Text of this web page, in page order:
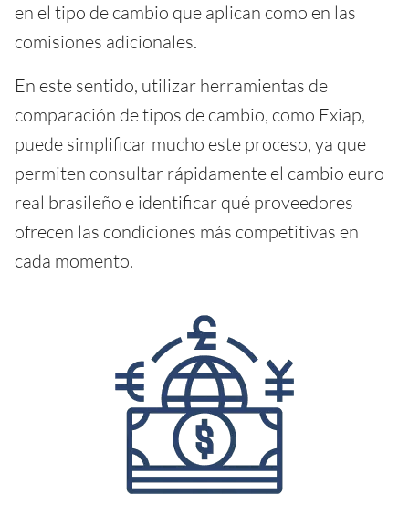
en el tipo de cambio que aplican como en las
comisiones adicionales.
En este sentido, utilizar herramientas de
comparación de tipos de cambio, como Exiap,
puede simplificar mucho este proceso, ya que
permiten consultar rápidamente el cambio euro
real brasileño e identificar qué proveedores
ofrecen las condiciones más competitivas en
cada momento.